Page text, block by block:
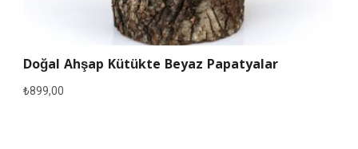
Doğal Ahşap Kütükte Beyaz Papatyalar
₺899,00